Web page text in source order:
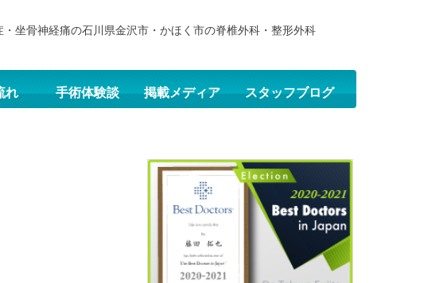
坐骨神経痛の石川県金沢市・かほく市の脊椎外科・整形外科
れ 手術体験談 掲載メディア スタッフブログ